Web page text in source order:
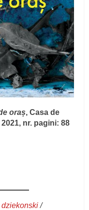
oraș, Casa de
nr. pagini: 88
/